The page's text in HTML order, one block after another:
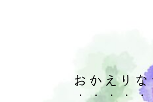
おかえり